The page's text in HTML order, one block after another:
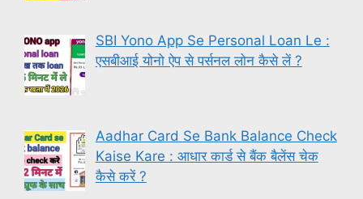
SBI Yono App Se Personal Loan Le :
एसबीआई योनो ऐप से पर्सनल लोन कैसे लें ?
Aadhar Card Se Bank Balance Check
Kaise Kare : आधार कार्ड से बैंक बैलेंस चेक
कैसे करें ?